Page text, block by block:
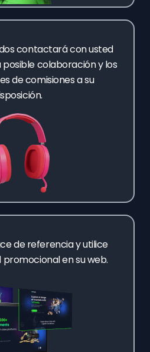
contactará con usted
colaboración y los
de comisiones a su
de referencia y utilice
en su web.